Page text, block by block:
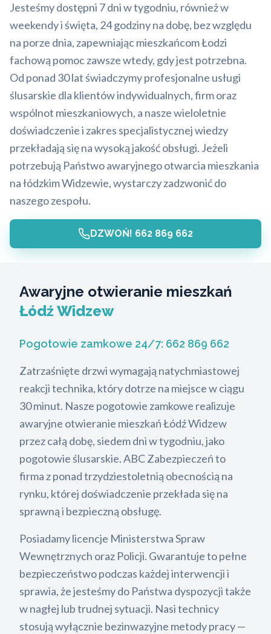
Jesteśmy dostępni 7 dni w tygodniu, również w
weekendy i święta, 24 godziny na dobę, bez względu
na porze dnia, zapewniając mieszkańcom Łodzi
fachową pomoc zawsze wtedy, gdy jest potrzebna.
Od ponad 30 lat świadczymy profesjonalne usługi
ślusarskie dla klientów indywidualnych, firm oraz
wspólnot mieszkaniowych, a nasze wieloletnie
doświadczenie i zakres specjalistycznej wiedzy
przekładają się na wysoką jakość obsługi. Jeżeli
potrzebują Państwo awaryjnego otwarcia mieszkania
na łódzkim Widzewie, wystarczy zadzwonić do
naszego zespołu.
DZWOŃ! 662 869 662
Awaryjne otwieranie mieszkań
Łódź Widzew
Pogotowie zamkowe 24/7: 662 869 662
Zatrzaśnięte drzwi wymagają natychmiastowej
reakcji technika, który dotrze na miejsce w ciągu
30 minut. Nasze pogotowie zamkowe realizuje
awaryjne otwieranie mieszkań Łódź Widzew
przez całą dobę, siedem dni w tygodniu, jako
pogotowie ślusarskie. ABC Zabezpieczeń to
firma z ponad trzydziestoletnią obecnością na
rynku, której doświadczenie przekłada się na
sprawną i bezpieczną obsługę.
Posiadamy licencje Ministerstwa Spraw
Wewnętrznych oraz Policji. Gwarantuje to pełne
bezpieczeństwo podczas każdej interwencji i
sprawia, że jesteśmy do Państwa dyspozycji także
w nagłej lub trudnej sytuacji. Nasi technicy
stosują wyłącznie bezinwazyjne metody pracy —